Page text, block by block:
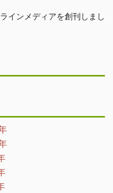
インメディアを創刊しまし